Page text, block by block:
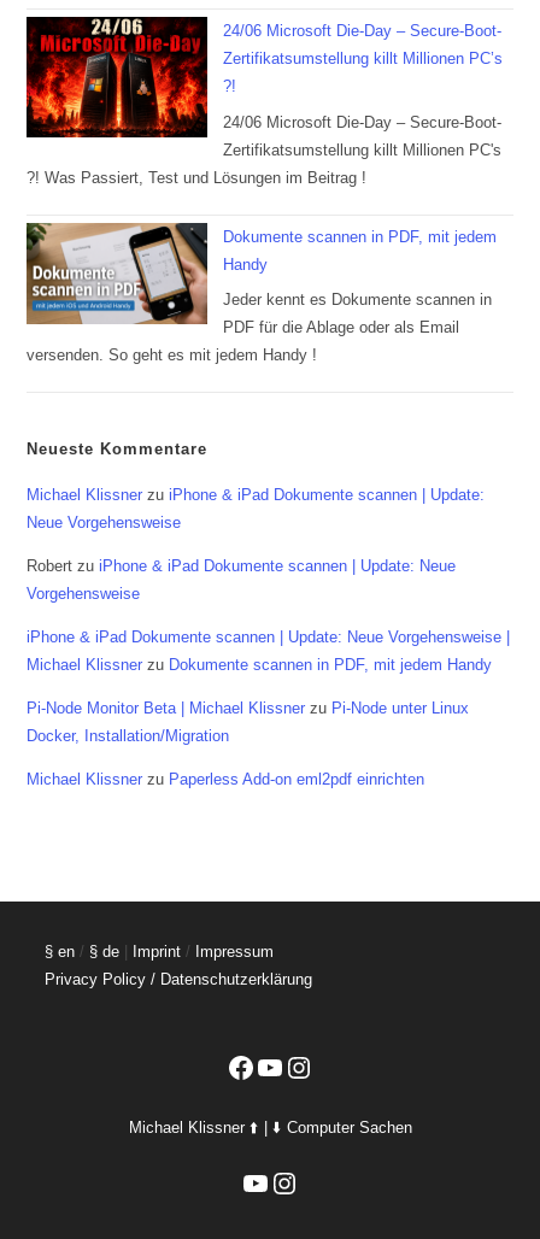
24/06 Microsoft Die-Day – Secure-Boot-
Zertifikatsumstellung killt Millionen PC’s
?!
24/06 Microsoft Die-Day – Secure-Boot-
Zertifikatsumstellung killt Millionen PC's
?! Was Passiert, Test und Lösungen im Beitrag !
Dokumente scannen in PDF, mit jedem
Handy
Jeder kennt es Dokumente scannen in
PDF für die Ablage oder als Email
versenden. So geht es mit jedem Handy !
Neueste Kommentare
Michael Klissner zuiPhone & iPad Dokumente scannen | Update:
Neue Vorgehensweise
Robert zuiPhone & iPad Dokumente scannen | Update: Neue
Vorgehensweise
iPhone & iPad Dokumente scannen | Update: Neue Vorgehensweise |
Michael Klissner zu Dokumente scannen in PDF, mit jedem Handy
Pi-Node Monitor Beta | Michael Klissner zu Pi-Node unter Linux
Docker, Installation/Migration
Michael Klissner zu Paperless Add-on eml2pdf einrichten
§ en / § de Imprint / Impressum
Privacy Policy / Datenschutzerklärung
Facebook
YouTubeInstagram
Michael Klissner ⬆️ | ⬇️ Computer Sachen
YouTubeInstagram